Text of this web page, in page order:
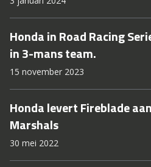
Honda in Road Racing
in 3-mans team.
15 november 2023
Honda levert Fireblade
Marshals
30 mei 2022